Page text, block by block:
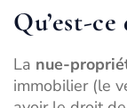
Qu’est-
La nue-
immobilier (le